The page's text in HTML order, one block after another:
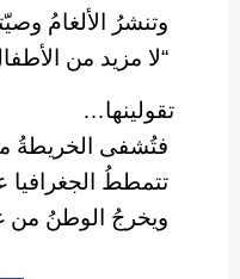
وتنشرُ الألغامُ
“لا مزيد من
تقولينها…
فتُشفى الخريطةُ
تتمططُ الجغرافيا
ويخرجُ الوطنُ من